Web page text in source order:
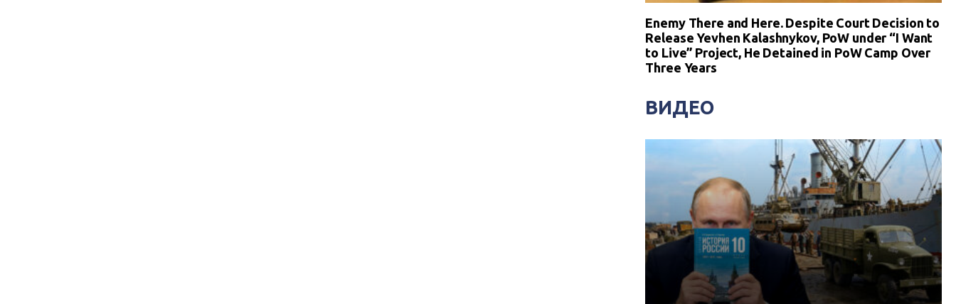
Enemy There and Here. Despite Court Decision to
Release Yevhen Kalashnykov, PoW under “I Want
to Live” Project, He Detained in PoW Camp Over
Three Years
ВИДЕО